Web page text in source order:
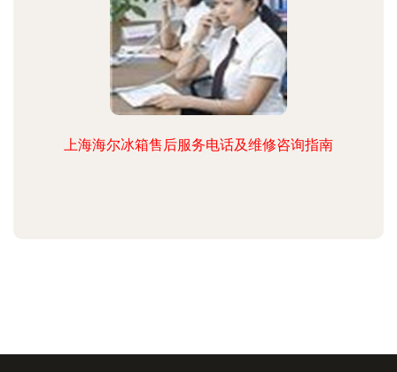
上海海尔冰箱售后服务电话及维修咨询指南